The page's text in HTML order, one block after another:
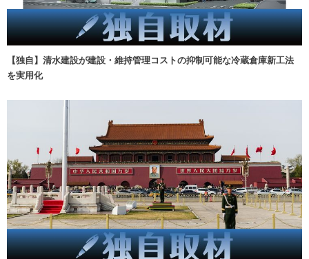
【独自】清水建設が建設・維持管理コストの抑制可能な冷蔵倉庫新工法
を実用化